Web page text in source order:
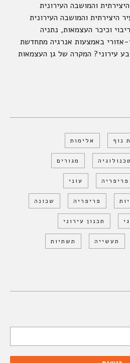
והמושבה העירונית
היצירתית והמושבה העירונית
וכיכר העצמאות, נתניה
אזורי באמצעות אנרגיה מתחדשת
עירוני? המקרה של גן העצמאות
נוף אלימות
טכנולוגיה מגורים
עוני
פריפריה שכונה
תכנון עירוני
תעשייה תשתיות